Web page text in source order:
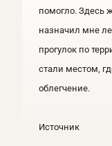
помогло. Здесь
назначил мне
прогулок по
стали местом,
облегчение.
Источник